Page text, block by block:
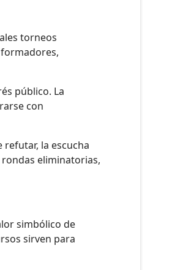
torneos
público. La
con
la escucha
eliminatorias,
simbólico de
sirven para